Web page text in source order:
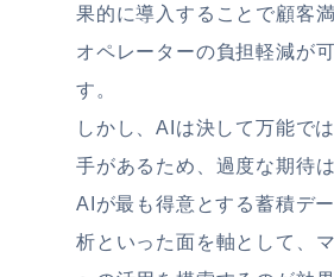
果的に導入することで顧客
オペレーターの負担軽減が
す。
しかし、AIは決して万能で
手があるため、過度な期待は
AIが最も得意とする蓄積デ
析といった面を軸として、